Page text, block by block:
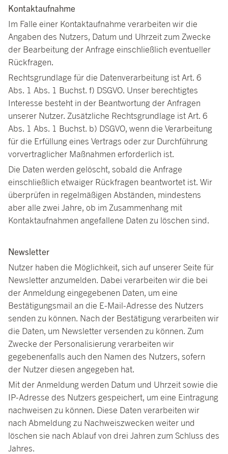
Kontaktaufnahme
Im Falle einer Kontaktaufnahme verarbeiten wir die
Angaben des Nutzers, Datum und Uhrzeit zum Zwecke
der Bearbeitung der Anfrage einschließlich eventueller
Rückfragen.
Rechtsgrundlage für die Datenverarbeitung ist Art. 6
Abs. 1 Abs. 1 Buchst. f) DSGVO. Unser berechtigtes
Interesse besteht in der Beantwortung der Anfragen
unserer Nutzer. Zusätzliche Rechtsgrundlage ist Art. 6
Abs. 1 Abs. 1 Buchst. b) DSGVO, wenn die Verarbeitung
für die Erfüllung eines Vertrags oder zur Durchführung
vorvertraglicher Maßnahmen erforderlich ist.
Die Daten werden gelöscht, sobald die Anfrage
einschließlich etwaiger Rückfragen beantwortet ist. Wir
überprüfen in regelmäßigen Abständen, mindestens
aber alle zwei Jahre, ob im Zusammenhang mit
Kontaktaufnahmen angefallene Daten zu löschen sind.
Newsletter
Nutzer haben die Möglichkeit, sich auf unserer Seite für
Newsletter anzumelden. Dabei verarbeiten wir die bei
der Anmeldung eingegebenen Daten, um eine
Bestätigungsmail an die E-Mail-Adresse des Nutzers
senden zu können. Nach der Bestätigung verarbeiten wir
die Daten, um Newsletter versenden zu können. Zum
Zwecke der Personalisierung verarbeiten wir
gegebenenfalls auch den Namen des Nutzers, sofern
der Nutzer diesen angegeben hat.
Mit der Anmeldung werden Datum und Uhrzeit sowie die
IP-Adresse des Nutzers gespeichert, um eine Eintragung
nachweisen zu können. Diese Daten verarbeiten wir
nach Abmeldung zu Nachweiszwecken weiter und
löschen sie nach Ablauf von drei Jahren zum Schluss des
Jahres.